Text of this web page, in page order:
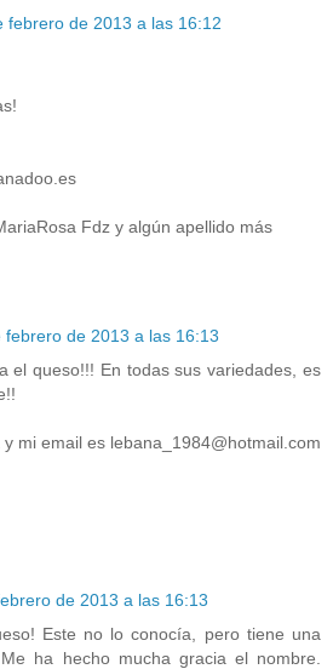
febrero de 2013 a las 16:12
Fdz y algún apellido más
febrero de 2013 a las 16:13
el queso!!! En todas sus variedades, es
mi email es lebana_1984@hotmail.com
de 2013 a las 16:13
Este no lo conocía, pero tiene una
ha hecho mucha gracia el nombre.